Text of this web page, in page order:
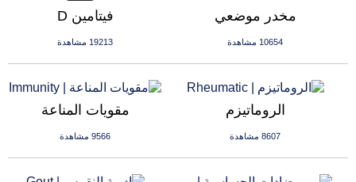
فيتامين D
19213 مشاهدة
مخدر موضعي
10654 مشاهدة
مقويات المناعة
9566 مشاهدة
الروماتيزم
8607 مشاهدة